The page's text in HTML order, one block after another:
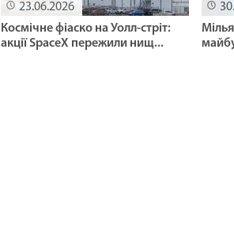
23.06.2026
Космічне фіаско на Уолл-стріт:
акції SpaceX пережили нищ...